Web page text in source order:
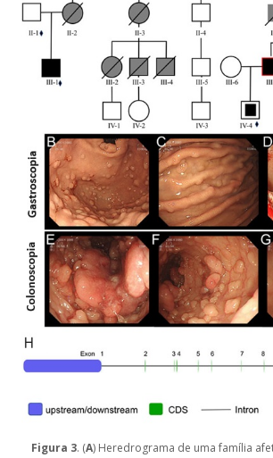
Figura 3. (A) Heredrograma de uma família